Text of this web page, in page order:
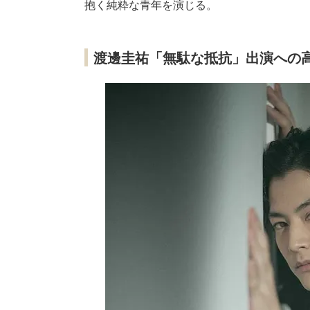
抱く純粋な青年を演じる。
渡邊圭祐「無駄な抵抗」出演への